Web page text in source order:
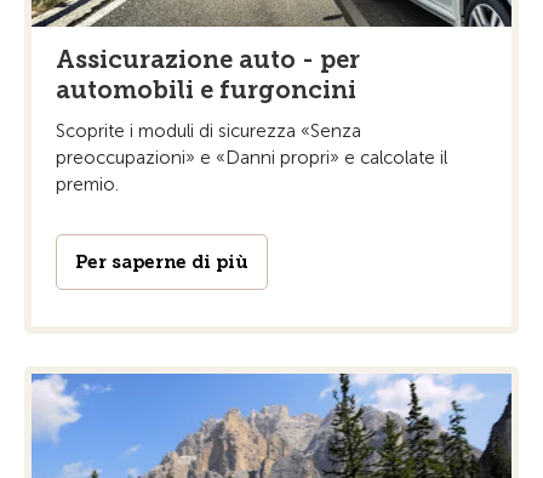
Assicurazione auto - per
automobili e furgoncini
Scoprite i moduli di sicurezza «Senza
preoccupazioni» e «Danni propri» e calcolate il
premio.
Per saperne di più